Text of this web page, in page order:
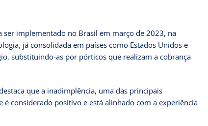
implementado no Brasil em março de 2023, na
já consolidada em países como Estados Unidos e
substituindo-as por pórticos que realizam a cobrança
que a inadimplência, uma das principais
considerado positivo e está alinhado com a experiência